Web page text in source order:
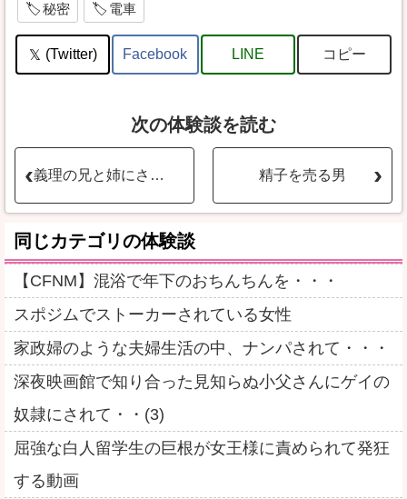
秘密 電車
(Twitter) Facebook LINE コピー
次の体験談を読む
義理の兄と姉にされたこと 精子を売る男
同じカテゴリの体験談
【CFNM】混浴で年下のおちんちんを・・・
スポジムでストーカーされている女性
家政婦のような夫婦生活の中、ナンパされて・・・
深夜映画館で知り合った見知らぬ小父さんにゲイの
奴隷にされて・・(3)
屈強な白人留学生の巨根が女王様に責められて発狂
する動画